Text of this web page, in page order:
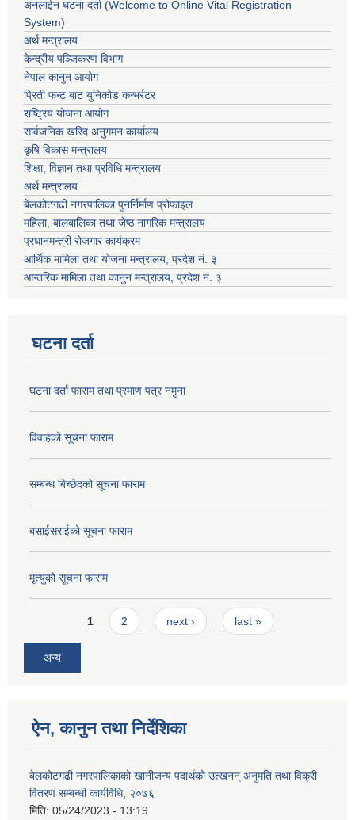
अनलाईन घटना दर्ता (Welcome to Online Vital Registration
System)
अर्थ मन्त्रालय
केन्द्रीय पञ्जिकरण विभाग
नेपाल कानुन आयोग
प्रिती फन्ट बाट युनिकोड कन्भर्रटर
राष्ट्रिय योजना आयोग
सार्वजनिक खरिद अनुगमन कार्यालय
कृषि विकास मन्त्रालय
शिक्षा, विज्ञान तथा प्रविधि मन्त्रालय
अर्थ मन्त्रालय
बेलकोटगढी नगरपालिका पुनर्निर्माण प्रोफाइल
महिला, बालबालिका तथा जेष्ठ नागरिक मन्त्रालय
प्रधानमन्त्री रोजगार कार्यक्रम
आर्थिक मामिला तथा योजना मन्त्रालय, प्रदेश नं. ३
आन्तरिक मामिला तथा कानुन मन्त्रालय, प्रदेश नं. ३
घटना दर्ता
घटना दर्ता फाराम तथा प्रमाण पत्र नमुना
विवाहको सूचना फाराम
सम्बन्ध बिच्छेदको सूचना फाराम
बसाईसराईको सूचना फाराम
मृत्युको सूचना फाराम
Pages1 2 next › last »
अन्य
ऐन, कानुन तथा निर्देशिका
बेलकोटगढी नगरपालिकाको खानीजन्य पदार्थको उत्खनन् अनुमति तथा विक्री
वितरण सम्बन्धी कार्यविधि, २०७६
मिति: 05/24/2023 - 13:19